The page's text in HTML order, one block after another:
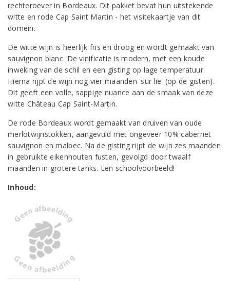
rechteroever in Bordeaux. Dit pakket bevat hun uitstekende
witte en rode Cap Saint Martin - het visitekaartje van dit
domein.
De witte wijn is heerlijk fris en droog en wordt gemaakt van
sauvignon blanc. De vinificatie is modern, met een koude
inweking van de schil en een gisting op lage temperatuur.
Hierna rijpt de wijn nog vier maanden 'sur lie' (op de gisten).
Dit geeft een volle, sappige nuance aan de smaak van deze
witte Château Cap Saint-Martin.
De rode Bordeaux wordt gemaakt van druiven van oude
merlotwijnstokken, aangevuld met ongeveer 10% cabernet
sauvignon en malbec. Na de gisting rijpt de wijn zes maanden
in gebruikte eikenhouten fusten, gevolgd door twaalf
maanden in grotere tanks. Een schoolvoorbeeld!
Inhoud: